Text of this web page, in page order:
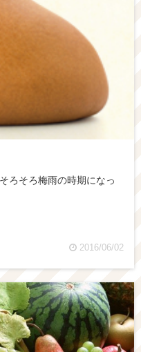
ろそろ梅雨の時期になっ
2016/06/02